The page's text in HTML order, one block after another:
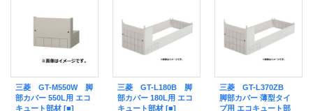
三菱 GT-M550W 脚
部カバー 550L用 エコ
キュート部材 [■]
三菱 GT-L180B 脚
部カバー 180L用 エコ
キュート部材 [■]
三菱 GT-L370ZB
脚部カバー 薄型タイ
プ用 エコキュート部